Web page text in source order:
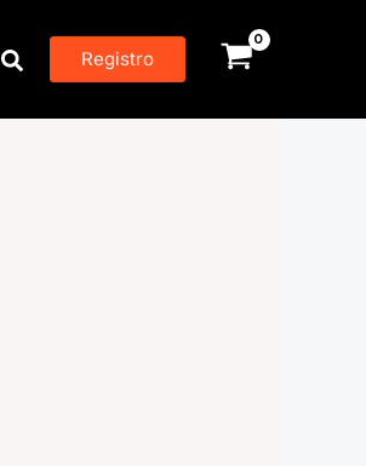
Buscar Registro